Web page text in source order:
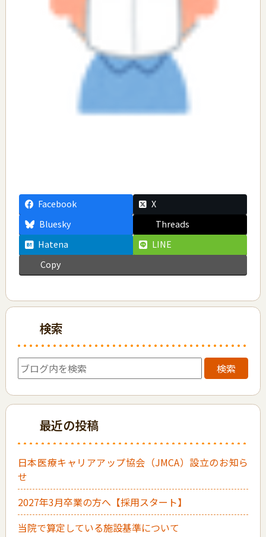
Facebook
X
Bluesky
Threads
Hatena
LINE
Copy
検索
検索
最近の投稿
日本医療キャリアアップ協会（JMCA）設立のお知ら
せ
2027年3月卒業の方へ【採用スタート】
当院で算定している施設基準について